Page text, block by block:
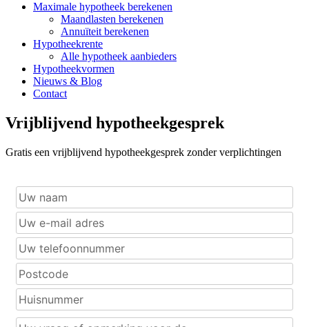
Maximale hypotheek berekenen
Maandlasten berekenen
Annuïteit berekenen
Hypotheekrente
Alle hypotheek aanbieders
Hypotheekvormen
Nieuws & Blog
Contact
Vrijblijvend hypotheekgesprek
Gratis een vrijblijvend hypotheekgesprek zonder verplichtingen